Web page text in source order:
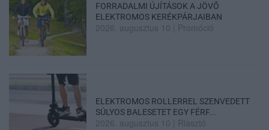
FORRADALMI ÚJÍTÁSOK A JÖVŐ
ELEKTROMOS KERÉKPÁRJAIBAN
2026. augusztus 10 Promóció
ELEKTROMOS ROLLERREL SZENVEDETT
SÚLYOS BALESETET EGY FÉRF...
2026. augusztus 10 Riasztó